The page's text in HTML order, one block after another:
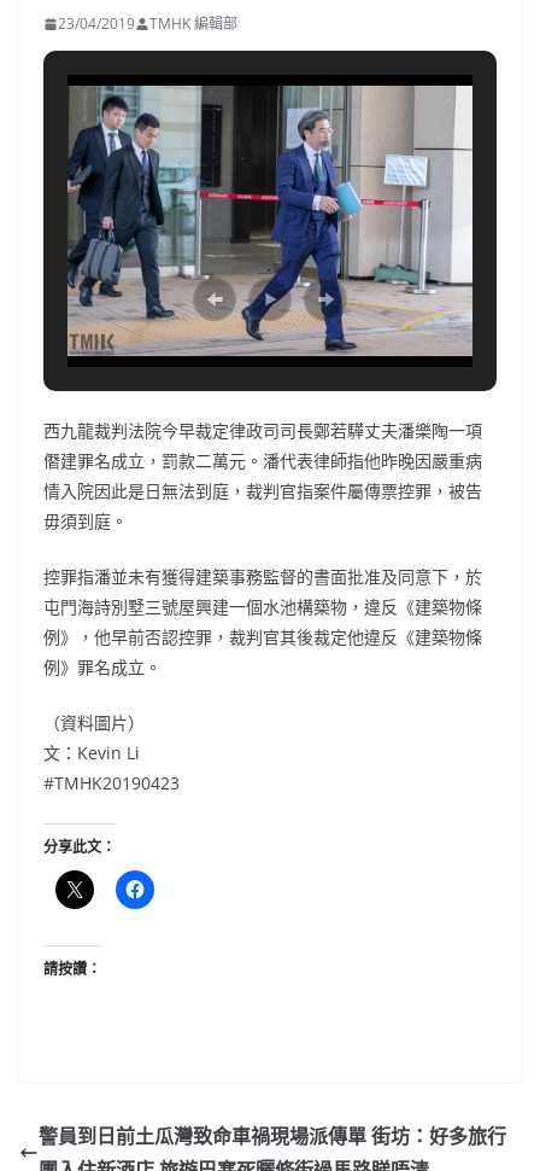
23/04/2019 TMHK 編輯部
西九龍裁判法院今早裁定律政司司長鄭若驊丈夫潘樂陶一項
僭建罪名成立，罰款二萬元。潘代表律師指他昨晚因嚴重病
情入院因此是日無法到庭，裁判官指案件屬傳票控罪，被告
毋須到庭。
控罪指潘並未有獲得建築事務監督的書面批准及同意下，於
屯門海詩別墅三號屋興建一個水池構築物，違反《建築物條
例》，他早前否認控罪，裁判官其後裁定他違反《建築物條
例》罪名成立。
（資料圖片）
文：Kevin Li
#TMHK20190423
分享此文：
請按讚：
警員到日前土瓜灣致命車禍現場派傳單 街坊：好多旅行